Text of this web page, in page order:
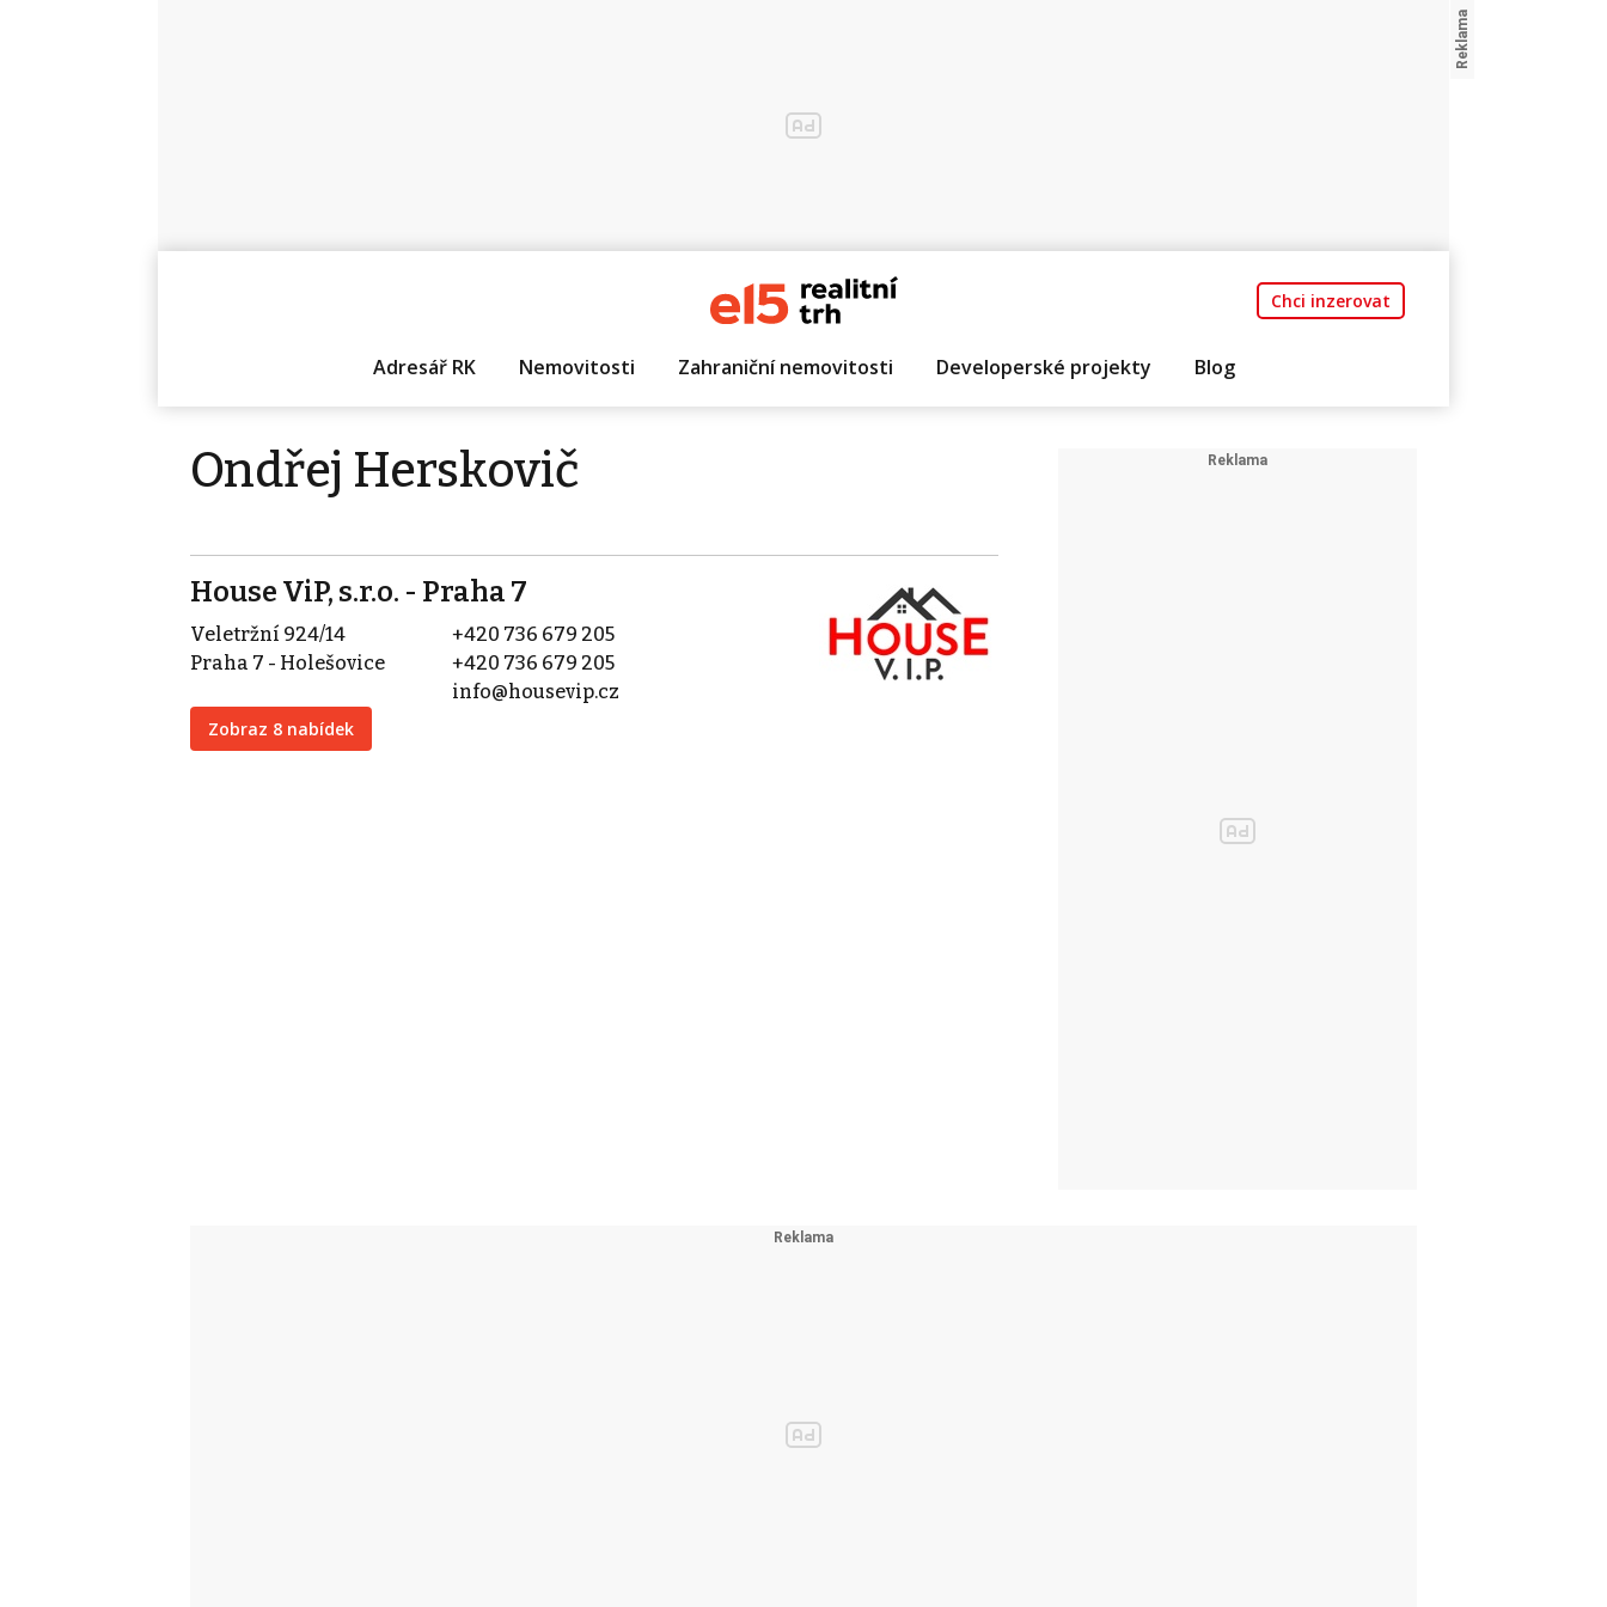
Chci inzerovat
Adresář RK Nemovitosti Zahraniční nemovitosti Developerské projekty Blog
Ondřej Herskovič
House ViP, s.r.o. - Praha 7
Veletržní 924/14
Praha 7 - Holešovice
Zobraz 8 nabídek
+420 736 679 205
+420 736 679 205
info@housevip.cz